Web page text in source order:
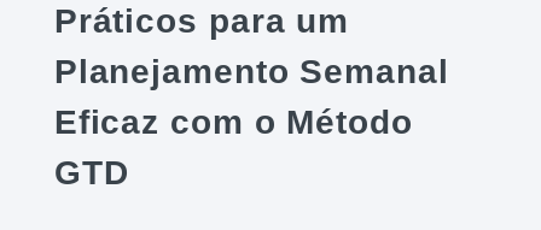
Práticos para um
Planejamento Semanal
Eficaz com o Método
GTD